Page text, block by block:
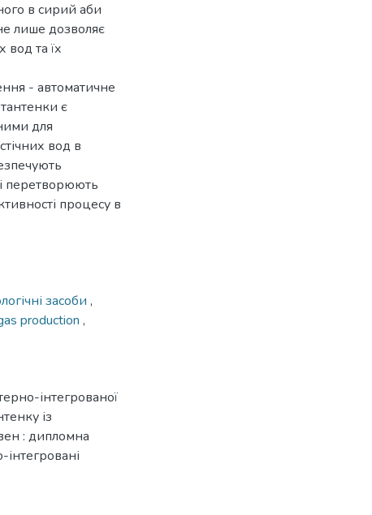
в сирий аби
лише дозволяє
вод та їх
- автоматичне
є
для
вод в
перетворюють
процесу в
засоби ,
production ,
інтегрованої
із
: дипломна